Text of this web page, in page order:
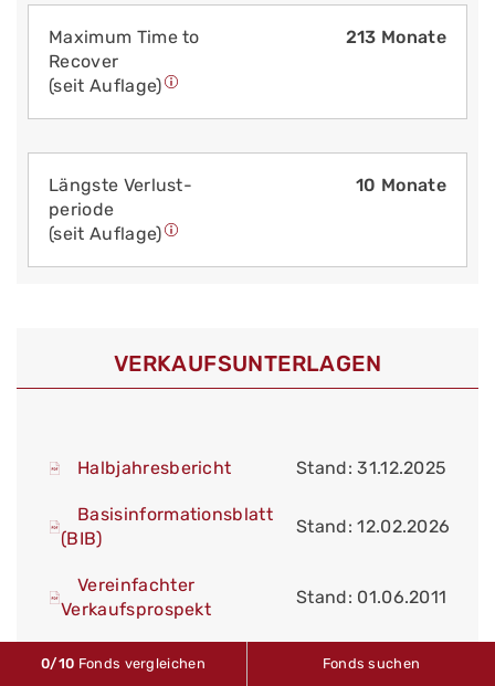
Maximum Time to
Recover
(seit Auflage)
213 Monate
Längste Verlust­
periode
(seit Auflage)
10 Monate
VERKAUFS­UNTERLAGEN
Halbjahresbericht Stand: 31.12.2025
Basisinformationsblatt
(BIB)
Stand: 12.02.2026
Vereinfachter
Verkaufsprospekt
Stand: 01.06.2011
Jahresbericht
Stand:
0/10 Fonds vergleichen Fonds suchen